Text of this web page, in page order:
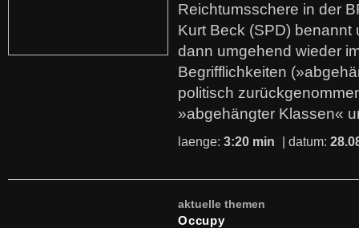
Reichtumsschere in der
Kurt Beck (SPD)
dann umgehend wieder
Begrifflichkeiten
politisch
»abgehängter Klassen«
laenge: 3:20 min | datum:
aktuelle themen
Occupy